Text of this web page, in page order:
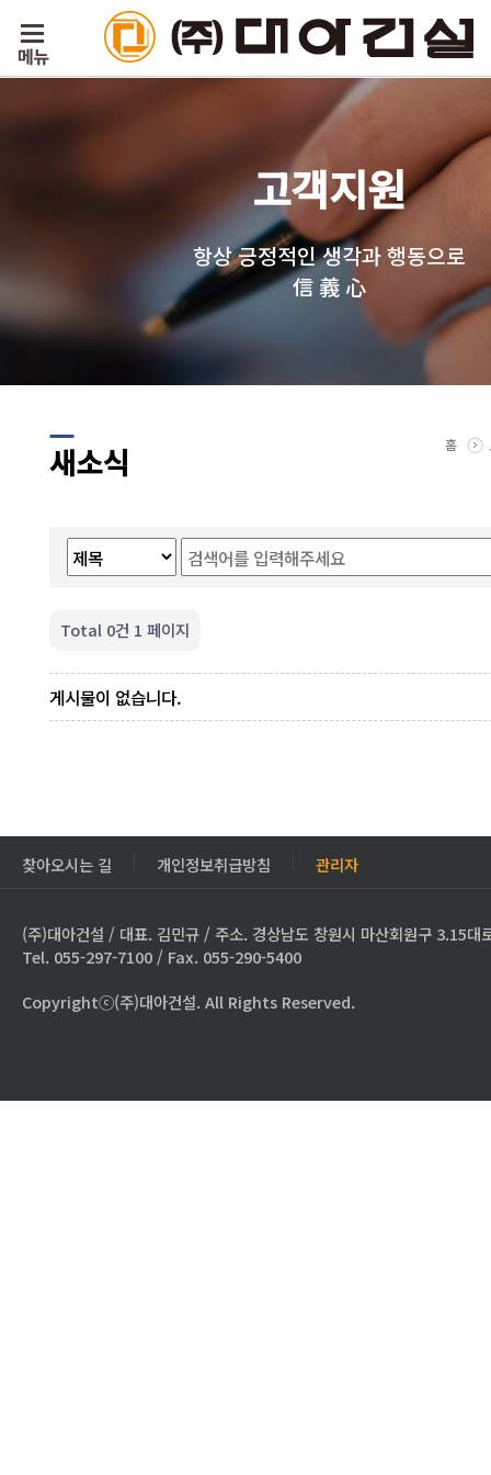
고객지원
항상 긍정적인 생각과 행동으로
信 義 心
새소식 홈
Total 0건 1 페이지
게시물이 없습니다.
찾아오시는 길 개인정보취급방침 관리자
(주)대아건설 / 대표. 김민규 / 주소. 경상남도 창원시 마산회원구 3.15대
Tel. 055-297-7100 / Fax. 055-290-5400
Copyrightⓒ(주)대아건설. All Rights Reserved.